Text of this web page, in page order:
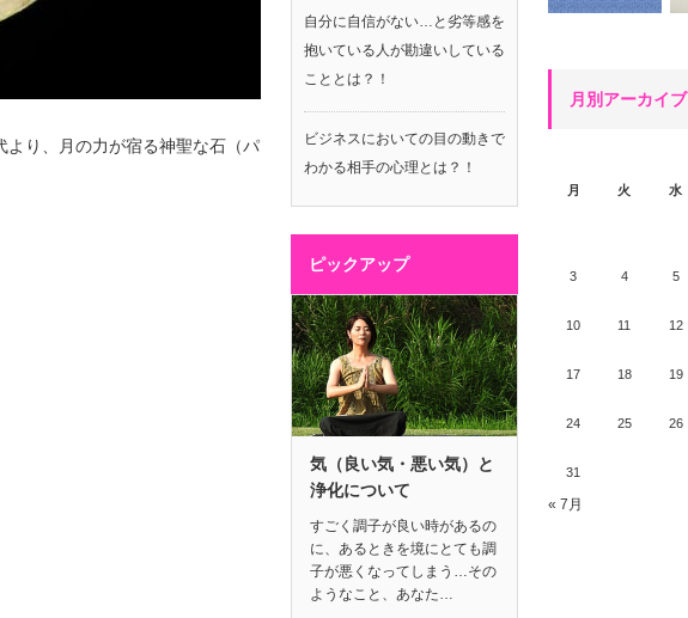
り、月の力が宿る神聖な石（パ
自分に自信がない…と劣等感を
抱いている人が勘違いしている
こととは？！
ビジネスにおいての目の動きで
わかる相手の心理とは？！
ピックアップ
気（良い気・悪い気）と
浄化について
すごく調子が良い時があるの
に、あるときを境にとても調
子が悪くなってしまう…その
ようなこと、あなた…
月別アーカイブ
月
火 水
3 4 5
10 11 12
17 18 19
24 25 26
31
« 7月